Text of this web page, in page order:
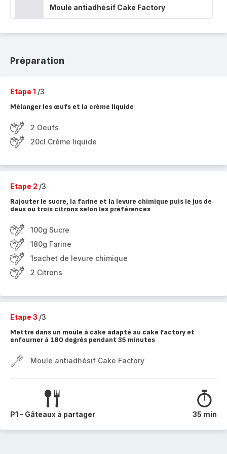
Moule antiadhésif Cake Factory
Préparation
Etape 1 /3
Mélanger les œufs et la crème liquide
2 Oeufs
20cl Crème liquide
Etape 2 /3
Rajouter le sucre, la farine et la levure chimique puis le jus de
deux ou trois citrons selon les préférences
100g Sucre
180g Farine
1sachet de levure chimique
2 Citrons
Etape 3 /3
Mettre dans un moule à cake adapté au cake factory et
enfourner à 180 degrés pendant 35 minutes
Moule antiadhésif Cake Factory
P1 - Gâteaux à partager 35 min